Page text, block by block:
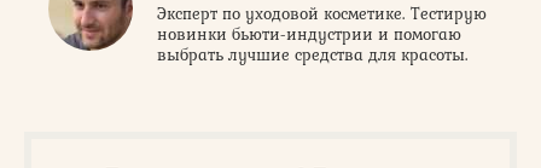
Эксперт по уходовой косметике. Тестирую
новинки бьюти-индустрии и помогаю
выбрать лучшие средства для красоты.